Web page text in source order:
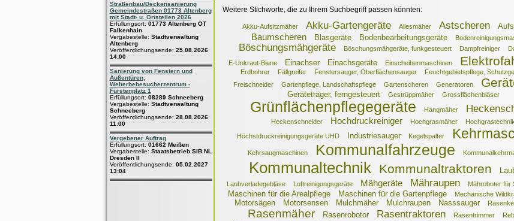
Straßenbau/Deckensanierung
Gemeindestraßen 01773 Altenberg
mit Stadt- u. Ortsteilen 2026
Erfüllungsort: 01773 Altenberg OT
Falkenhain
Vergabestelle: Stadtverwaltung
Altenberg
Veröffentlichungsende: 25.08.2026
14:00
Sanierung von Fenstern und
Außentüren,
Welterbebesucherzentrum -
Fürstenplatz 1
Erfüllungsort: 08289 Schneeberg
Vergabestelle: Stadtverwaltung
Schneeberg
Veröffentlichungsende: 28.08.2026
11:00
Vergebener Auftrag
Erfüllungsort: 01662 Meißen
Vergabestelle: Staatsbetrieb SIB NL
Dresden II
Veröffentlichungsende: 05.02.2027
13:04
Weitere Stichworte, die zu Ihrem Suchbegriff passen könnten:
Akku-Aufsitzmäher Akku-Gartengeräte Allesmäher Astscheren
Baumscheren Blasgeräte Bodenbearbeitungsgeräte
Böschungsmähgeräte Böschungsmähgeräte, funkgesteuert Dampfreiniger
E-Unkraut-Biene
Einachser Einachsgeräte Einscheibenmaschinen
Erdbohrer Fällgreifer Fenstersauger, Oberflächensauger
Feuchtgebietspflege,
Freischneider
Gartenpflege, Landschaftspflege Gartenscheren Generatoren
Geräteträger, ferngesteuert Gestrüppmäher Grossflächenbläser
Grünflächenpflegegeräte Hangmäher
Heckenschneider Hochdruckreiniger Hochgrasmäher
Hochgrastechnik
Höchstdruckreinigungsgeräte UHD
Industriesauger Kegelspalter
Kehrsaugmaschinen Kommunalfahrzeuge
Kommunaltechnik Kommunaltraktoren
Laubverladegebläse Luftreinigungsgeräte Mähgeräte Mähraupen Mähroboter für
Maschinen für die Arealpflege Maschinen für die Gartenpflege Mechanische
Motorsägen Motorsensen Mulchmäher Mulchraupen Nasssauger
Rasenmäher Rasenrobotor Rasentraktoren Rasentrimmer